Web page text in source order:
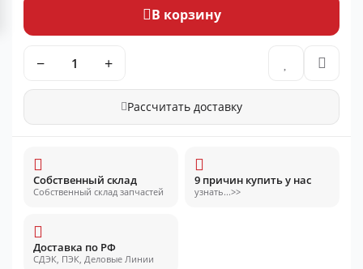
В корзину
− +
Рассчитать доставку
Собственный склад
Собственный склад запчастей
9 причин купить у нас
узнать...>>
Доставка по РФ
СДЭК, ПЭК, Деловые Линии